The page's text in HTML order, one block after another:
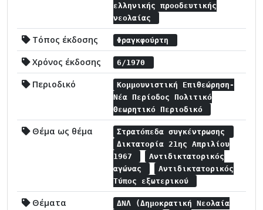
ελληνικής προοδευτικής
νεολαίας
Τόπος έκδοσης Φραγκφούρτη
Χρόνος έκδοσης 6/1970
Περιοδικό
Κομμουνιστική Επιθεώρηση-
Νέα Περίοδος Πολιτικό
Θεωρητικό Περιοδικό
Θέμα ως θέμα
Στρατόπεδα συγκέντρωσης
Δικτατορία 21ης Απριλίου
1967
Αντιδικτατορικός
αγώνας
Αντιδικτατορικός
Τύπος εξωτερικού
Θέματα
ΔΝΛ (Δημοκρατική Νεολαία